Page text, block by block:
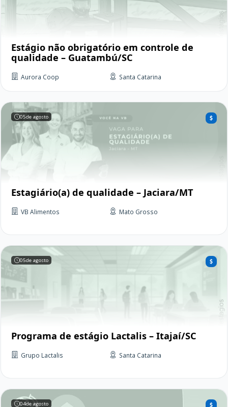
Estágio não obrigatório em controle de
qualidade – Guatambú/SC
Aurora Coop Santa Catarina
05de agosto
Estagiário(a) de qualidade – Jaciara/MT
VB Alimentos Mato Grosso
05de agosto
Programa de estágio Lactalis – Itajaí/SC
Grupo Lactalis Santa Catarina
04de agosto